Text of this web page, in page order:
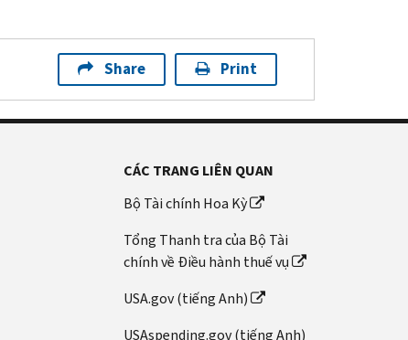
Share Print
CÁC TRANG LIÊN QUAN
Bộ Tài chính Hoa Kỳ
Tổng Thanh tra của Bộ Tài
chính về Điều hành thuế vụ
USA.gov (tiếng Anh)
USAspending.gov (tiếng Anh)